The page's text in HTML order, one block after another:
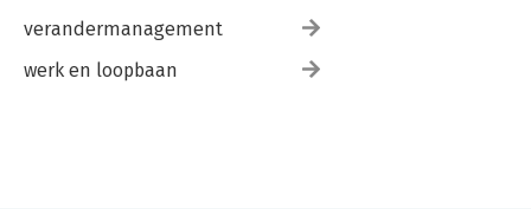
verandermanagement
werk en loopbaan